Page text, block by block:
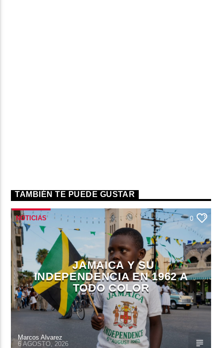
TAMBIÉN TE PUEDE GUSTAR
NOTICIAS 0
JAMAICA Y SU
INDEPENDENCIA EN 1962 A
TODO COLOR
Marcos Alvarez
6 AGOSTO, 2026